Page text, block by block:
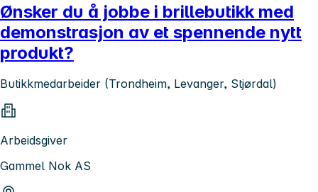
Ønsker du å jobbe i brillebutikk med
demonstrasjon av et spennende nytt
produkt?
Butikkmedarbeider (Trondheim, Levanger, Stjørdal)
Arbeidsgiver
Gammel Nok AS